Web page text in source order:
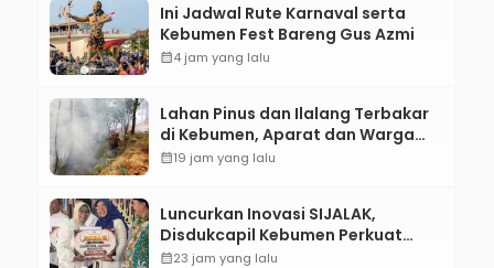
Ini Jadwal Rute Karnaval serta
Kebumen Fest Bareng Gus Azmi
calendar_month4 jam yang lalu
Lahan Pinus dan Ilalang Terbakar
di Kebumen, Aparat dan Warga
Padamkan Api Secara Manual
calendar_month19 jam yang lalu
Luncurkan Inovasi SIJALAK,
Disdukcapil Kebumen Perkuat
Jejaring Literasi Adminduk hingga
calendar_month23 jam yang lalu